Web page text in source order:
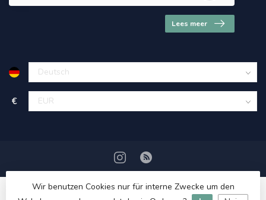
Lees meer
€
Wir benutzen Cookies nur für interne Zwecke um den